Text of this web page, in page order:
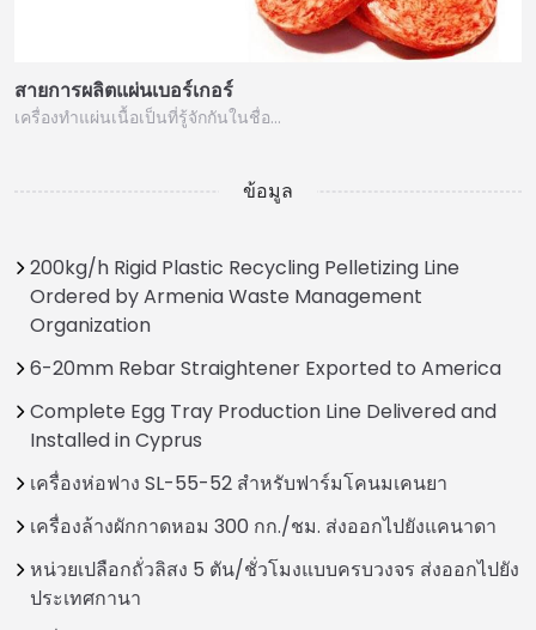
สายการผลิตแผ่นเบอร์เกอร์
เครื่องทำแผ่นเนื้อเป็นที่รู้จักกันในชื่อ…
ข้อมูล
200kg/h Rigid Plastic Recycling Pelletizing Line
Ordered by Armenia Waste Management
Organization
6-20mm Rebar Straightener Exported to America
Complete Egg Tray Production Line Delivered and
Installed in Cyprus
เครื่องห่อฟาง SL-55-52 สำหรับฟาร์มโคนมเคนยา
เครื่องล้างผักกาดหอม 300 กก./ชม. ส่งออกไปยังแคนาดา
หน่วยเปลือกถั่วลิสง 5 ตัน/ชั่วโมงแบบครบวงจร ส่งออกไปยัง
ประเทศกานา